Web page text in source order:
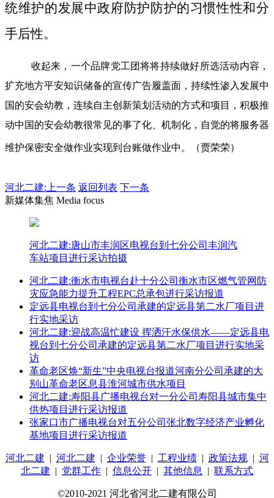
统维护的发展中政府防护防护的习惯性性和分
手后性。
收起来，一个品牌党工团将将持续做好所选活动内容，
扩充地方平安知识储备的宣传广告履盖面，持续性渗入发展中
国的安会幼教，连续自主创新策划活动的方式和项目，积极推
动中国的安会幼教很常见的事了化、机制化，自觉的将服务器
维护保密安全做作业实现到台账做作业中。（贾荣荣）
河北二建: 上一条 返回列表 下一条
新媒体集焦 Media focus
河北二建:唐山市丰润区电视台到七分公司丰润汽
车站项目进行采访拍摄
河北二建:衡水市电视台赴十分公司衡水市区燃气管网防
灾应急能力提升工程EPC总承包进行采访报道
定远县电视台到七分公司承建的定远县第二水厂项目进
行实地采访
河北二建:迎战高温忙建设 挥洒汗水保供水——定远县电
视台到七分公司承建的定远县第二水厂项目进行实地采
访
革命老区焕“新生”中央电视台报道河南分公司承建的大
别山革命老区息县淮河城市供水项目
河北二建:寿阳县广播电视台对一分公司寿阳县城市集中
供热项目进行采访报道
张家口市广播电视台对五分公司张北数字经济产业孵化
基地项目进行采访报道
河北二建 | 河北二建 | 企业荣誉| 工程业绩| 政策法规| 河
北二建 | 党群工作 | 信息公开 | 其他信息 | 联系方式
©2010-2021 河北省河北二建有限公司